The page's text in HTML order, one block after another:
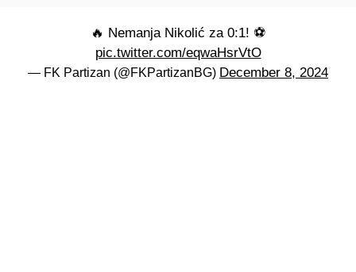
🔥 Nemanja Nikolić za 0:1! ⚽
pic.twitter.com/eqwaHsrVtO
— FK Partizan (@FKPartizanBG) December 8, 2024